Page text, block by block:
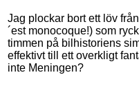
Jag plockar bort ett löv
´est monocoque!) som
timmen på bilhistoriens
effektivt till ett overkligt
inte Meningen?